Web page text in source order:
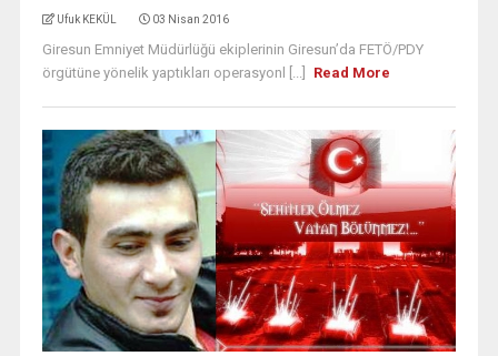
Ufuk KEKÜL 03 Nisan 2016
Giresun Emniyet Müdürlüğü ekiplerinin Giresun’da FETÖ/PDY
örgütüne yönelik yaptıkları operasyonl [...]
Read More